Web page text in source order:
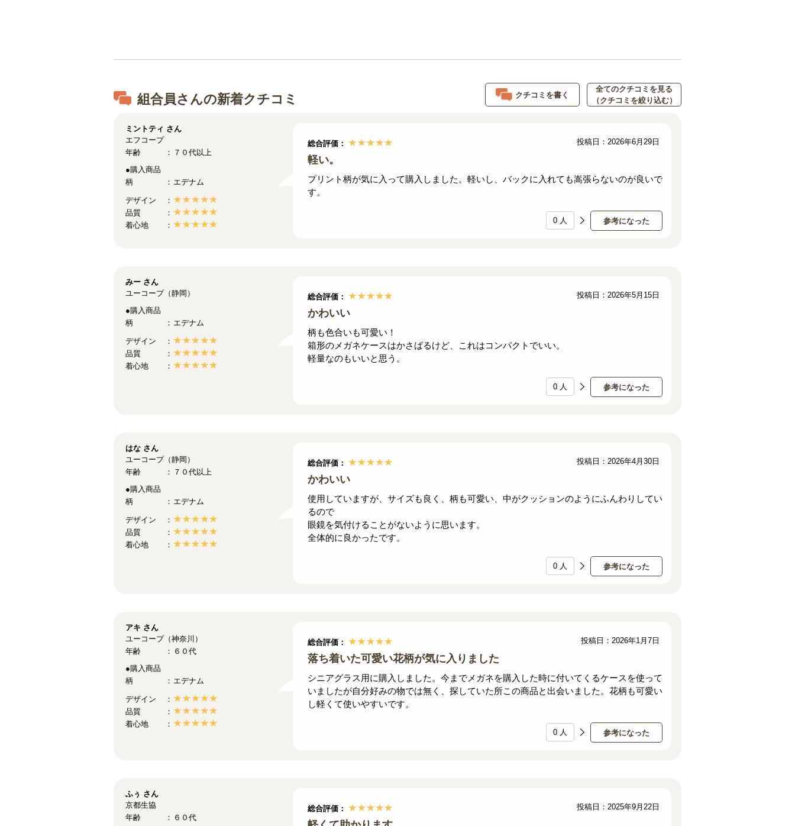
組合員さんの新着クチコミ クチコミを書く
全てのクチコミを見る
（クチコミを絞り込む）
総合評価：
軽い。
プリント柄が気に入って購入しました。軽いし、バックに入れても嵩張らないのが良いで
す。
参考になった
0 人
投稿日：2026年6月29日
ミントティ さん
エフコープ
年齢
７０代以上
●購入商品
柄
エデナム
デザイン
品質
着心地
総合評価：
かわいい
柄も色合いも可愛い！
箱形のメガネケースはかさばるけど、これはコンパクトでいい。
軽量なのもいいと思う。
参考になった
0 人
投稿日：2026年5月15日
みー さん
ユーコープ（静岡）
●購入商品
柄
エデナム
デザイン
品質
着心地
総合評価：
かわいい
使用していますが、サイズも良く、柄も可愛い、中がクッションのようにふんわりしてい
るので
眼鏡を気付けることがないように思います。
全体的に良かったです。
参考になった
0 人
投稿日：2026年4月30日
はな さん
ユーコープ（静岡）
年齢
７０代以上
●購入商品
柄
エデナム
デザイン
品質
着心地
総合評価：
落ち着いた可愛い花柄が気に入りました
シニアグラス用に購入しました。今までメガネを購入した時に付いてくるケースを使って
いましたが自分好みの物では無く、探していた所この商品と出会いました。花柄も可愛い
し軽くて使いやすいです。
参考になった
0 人
投稿日：2026年1月7日
アキ さん
ユーコープ（神奈川）
年齢
６０代
●購入商品
柄
エデナム
デザイン
品質
着心地
総合評価： 投稿日：2025年9月22日
ふぅ さん
京都生協
年齢
６０代